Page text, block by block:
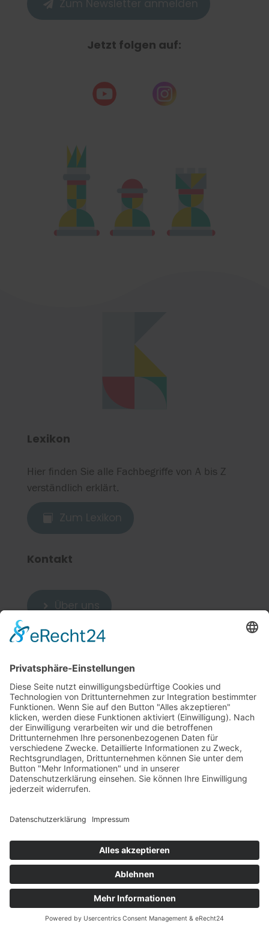
Login
Standort
finden
Jetzt folgen auf:
Lexikon
Hier finden Sie alle Fachbegriffe von A bis Z
verständlich erklärt.
Kontakt
 Über uns
Weitere Links
5 Cookie-Einstellungen
5 Sitemap
5 Datenschutzerklärung
© Hector Kinderakademie 2026